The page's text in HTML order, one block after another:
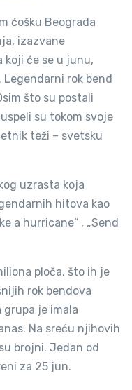
ćošku Beograda
izazvane
koji će se u junu,
rok bend
što su postali
su tokom svoje
teži – svetsku
uzrasta koja
hitova kao
a hurricane“ , „Send
ploča, što ih je
rok bendova
grupa je imala
Na sreću njihovih
brojni. Jedan od
za 25 jun.